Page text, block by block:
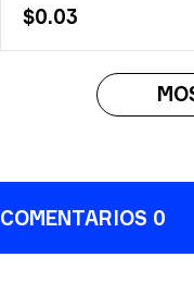
$0.03
COMENTARIOS 0